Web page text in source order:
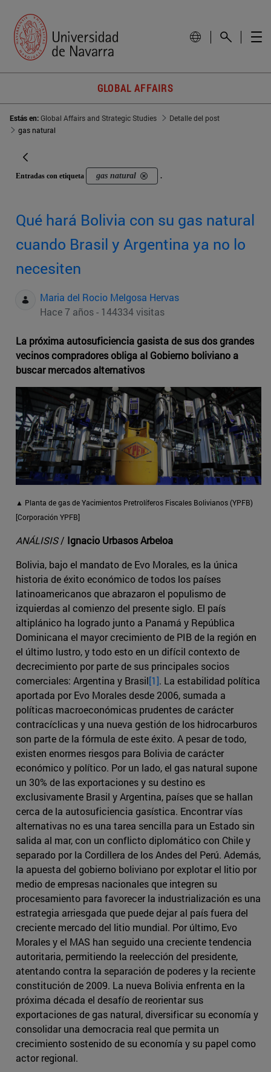
GLOBAL AFFAIRS
Estás en:Global Affairs and Strategic Studies
Detalle del post
gas natural
Entradas con etiqueta gas natural .
Qué hará Bolivia con su gas natural
cuando Brasil y Argentina ya no lo
necesiten
Maria del Rocio Melgosa Hervas
Hace 7 años - 144334 visitas
La próxima autosuficiencia gasista de sus dos grandes
vecinos compradores obliga al Gobierno boliviano a
buscar mercados alternativos
▲ Planta de gas de Yacimientos Pretrolíferos Fiscales Bolivianos (YPFB)
[Corporación YPFB]
ANÁLISIS/ Ignacio Urbasos Arbeloa
Bolivia, bajo el mandato de Evo Morales, es la única
historia de éxito económico de todos los países
latinoamericanos que abrazaron el populismo de
izquierdas al comienzo del presente siglo. El país
altiplánico ha logrado junto a Panamá y República
Dominicana el mayor crecimiento de PIB de la región en
el último lustro, y todo esto en un difícil contexto de
decrecimiento por parte de sus principales socios
comerciales: Argentina y Brasil[1]. La estabilidad política
aportada por Evo Morales desde 2006, sumada a
políticas macroeconómicas prudentes de carácter
contracíclicas y una nueva gestión de los hidrocarburos
son parte de la fórmula de este éxito. A pesar de todo,
existen enormes riesgos para Bolivia de carácter
económico y político. Por un lado, el gas natural supone
un 30% de las exportaciones y su destino es
exclusivamente Brasil y Argentina, países que se hallan
cerca de la autosuficiencia gasística. Encontrar vías
alternativas no es una tarea sencilla para un Estado sin
salida al mar, con un conflicto diplomático con Chile y
separado por la Cordillera de los Andes del Perú. Además,
la apuesta del gobierno boliviano por explotar el litio por
medio de empresas nacionales que integren su
procesamiento para favorecer la industrialización es una
estrategia arriesgada que puede dejar al país fuera del
creciente mercado del litio mundial. Por último, Evo
Morales y el MAS han seguido una creciente tendencia
autoritaria, permitiendo la reelección del presidente,
atentando contra la separación de poderes y la reciente
constitución de 2009. La nueva Bolivia enfrenta en la
próxima década el desafío de reorientar sus
exportaciones de gas natural, diversificar su economía y
consolidar una democracia real que permita un
crecimiento sostenido de su economía y su papel como
actor regional.